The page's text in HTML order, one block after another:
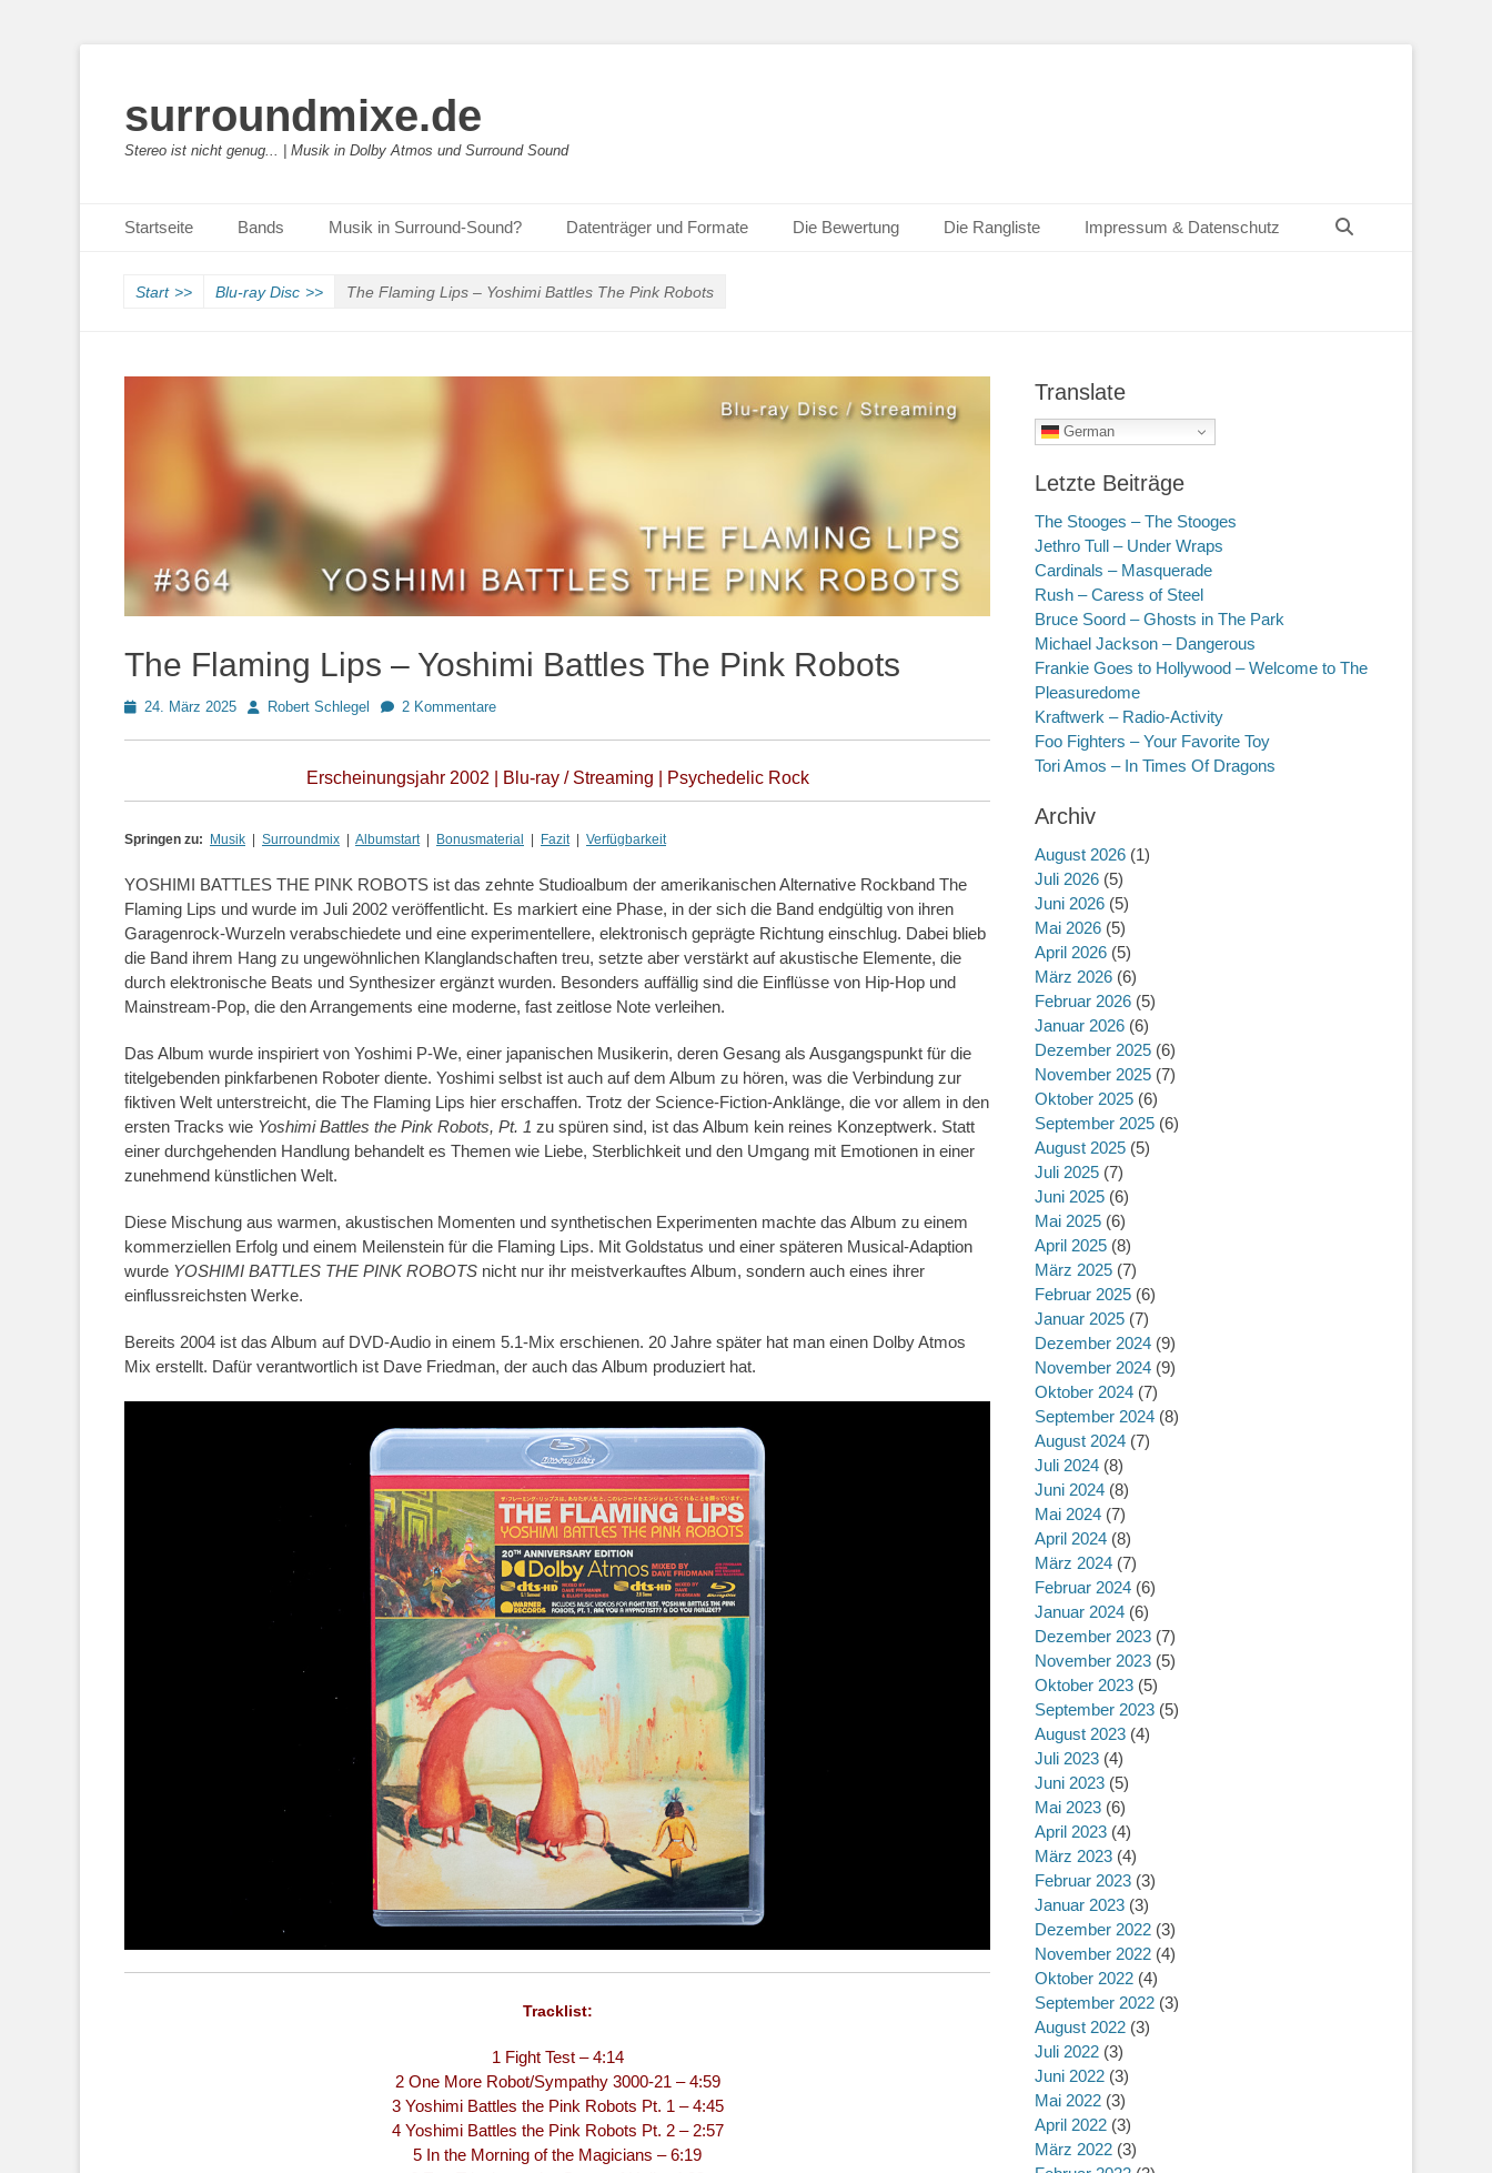
surroundmixe.de
Stereo ist nicht genug... | Musik in Dolby Atmos und Surround Sound
Primäres Menü
Inhalt
Startseite Bands Musik in Surround-Sound? Datenträger und Formate Die Bewertung Die Rangliste Impressum & Datenschutz
Start >> Blu-ray Disc >> The Flaming Lips – Yoshimi Battles The Pink Robots
The Flaming Lips – Yoshimi Battles The Pink Robots
Posted24. März 2025 AutorRobert Schlegel 2 Kommentare
Erscheinungsjahr 2002 | Blu-ray / Streaming | Psychedelic Rock
Springen zu: Musik Surroundmix Albumstart| Bonusmaterial Fazit| Verfügbarkeit
YOSHIMI BATTLES THE PINK ROBOTS ist das zehnte Studioalbum der amerikanischen Alternative Rockband The
Flaming Lips und wurde im Juli 2002 veröffentlicht. Es markiert eine Phase, in der sich die Band endgültig von ihren
Garagenrock-Wurzeln verabschiedete und eine experimentellere, elektronisch geprägte Richtung einschlug. Dabei blieb
die Band ihrem Hang zu ungewöhnlichen Klanglandschaften treu, setzte aber verstärkt auf akustische Elemente, die
durch elektronische Beats und Synthesizer ergänzt wurden. Besonders auffällig sind die Einflüsse von Hip-Hop und
Mainstream-Pop, die den Arrangements eine moderne, fast zeitlose Note verleihen.
Das Album wurde inspiriert von Yoshimi P-We, einer japanischen Musikerin, deren Gesang als Ausgangspunkt für die
titelgebenden pinkfarbenen Roboter diente. Yoshimi selbst ist auch auf dem Album zu hören, was die Verbindung zur
fiktiven Welt unterstreicht, die The Flaming Lips hier erschaffen. Trotz der Science-Fiction-Anklänge, die vor allem in den
ersten Tracks wie Yoshimi Battles the Pink Robots, Pt. 1 zu spüren sind, ist das Album kein reines Konzeptwerk. Statt
einer durchgehenden Handlung behandelt es Themen wie Liebe, Sterblichkeit und den Umgang mit Emotionen in einer
zunehmend künstlichen Welt.
Diese Mischung aus warmen, akustischen Momenten und synthetischen Experimenten machte das Album zu einem
kommerziellen Erfolg und einem Meilenstein für die Flaming Lips. Mit Goldstatus und einer späteren Musical-Adaption
wurde YOSHIMI BATTLES THE PINK ROBOTS nicht nur ihr meistverkauftes Album, sondern auch eines ihrer
einflussreichsten Werke.
Bereits 2004 ist das Album auf DVD-Audio in einem 5.1-Mix erschienen. 20 Jahre später hat man einen Dolby Atmos
Mix erstellt. Dafür verantwortlich ist Dave Friedman, der auch das Album produziert hat.
Tracklist:
1 Fight Test – 4:14
2 One More Robot/Sympathy 3000-21 – 4:59
3 Yoshimi Battles the Pink Robots Pt. 1 – 4:45
4 Yoshimi Battles the Pink Robots Pt. 2 – 2:57
5 In the Morning of the Magicians – 6:19
Translate
German
Letzte Beiträge
The Stooges – The Stooges
Jethro Tull – Under Wraps
Cardinals – Masquerade
Rush – Caress of Steel
Bruce Soord – Ghosts in The Park
Michael Jackson – Dangerous
Frankie Goes to Hollywood – Welcome to The
Pleasuredome
Kraftwerk – Radio-Activity
Foo Fighters – Your Favorite Toy
Tori Amos – In Times Of Dragons
Archiv
August 2026 (1)
Juli 2026 (5)
Juni 2026 (5)
Mai 2026 (5)
April 2026 (5)
März 2026 (6)
Februar 2026 (5)
Januar 2026 (6)
Dezember 2025 (6)
November 2025 (7)
Oktober 2025 (6)
September 2025 (6)
August 2025 (5)
Juli 2025 (7)
Juni 2025 (6)
Mai 2025 (6)
April 2025 (8)
März 2025 (7)
Februar 2025 (6)
Januar 2025 (7)
Dezember 2024 (9)
November 2024 (9)
Oktober 2024 (7)
September 2024 (8)
August 2024 (7)
Juli 2024 (8)
Juni 2024 (8)
Mai 2024 (7)
April 2024 (8)
März 2024 (7)
Februar 2024 (6)
Januar 2024 (6)
Dezember 2023 (7)
November 2023 (5)
Oktober 2023 (5)
September 2023 (5)
August 2023 (4)
Juli 2023 (4)
Juni 2023 (5)
Mai 2023 (6)
April 2023 (4)
März 2023 (4)
Februar 2023 (3)
Januar 2023 (3)
Dezember 2022 (3)
November 2022 (4)
Oktober 2022 (4)
September 2022 (3)
August 2022 (3)
Juli 2022 (3)
Juni 2022 (3)
Mai 2022 (3)
April 2022 (3)
März 2022 (3)